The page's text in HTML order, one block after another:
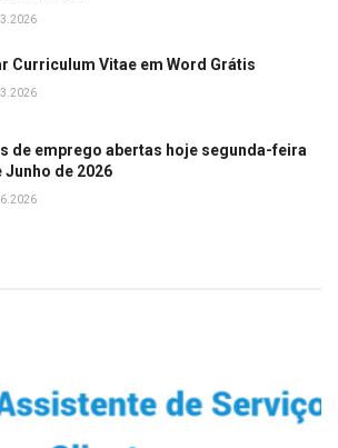
Curriculum Vitae em Word Grátis
de emprego abertas hoje segunda-feira
Junho de 2026